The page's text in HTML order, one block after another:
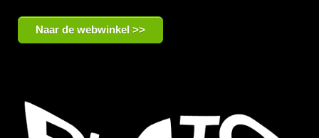
Naar de webwinkel >>